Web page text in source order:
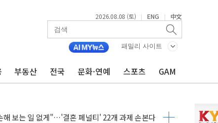
2026.08.08 (토) | ENG | 中文
패밀리 사이트
부동산 전국 문화·연예 스포츠 GAM
(8.10~8.14)
대 50㎜ 폭우…강원 동해안 강한 비 어어져
대 환경미화원 수거차에 치여 사망
해 보는 일 없게"…'결혼 페널티' 22개 과제 손본다